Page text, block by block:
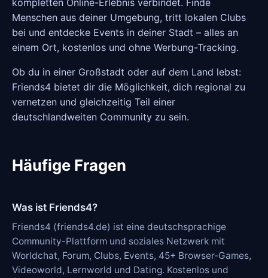
Menschen aus deiner Umgebung, tritt lokalen Clubs
bei und entdecke Events in deiner Stadt – alles an
einem Ort, kostenlos und ohne Werbung-Tracking.
Ob du in einer Großstadt oder auf dem Land lebst:
Friends4 bietet dir die Möglichkeit, dich regional zu
vernetzen und gleichzeitig Teil einer
deutschlandweiten Community zu sein.
Häufige Fragen
Was ist Friends4?
Friends4 (friends4.de) ist eine deutschsprachige
Community-Plattform und soziales Netzwerk mit
Worldchat, Forum, Clubs, Events, 45+ Browser-Games,
Videoworld, Lernworld und Dating. Kostenlos und